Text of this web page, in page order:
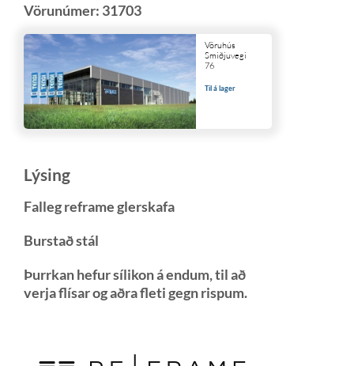
Vörunúmer: 31703
Vöruhús
Smiðjuvegi
76
Til á lager
Lýsing
Falleg reframe glerskafa
Burstað stál
Þurrkan hefur sílikon á endum, til að
verja flísar og aðra fleti gegn rispum.